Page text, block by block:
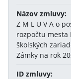
Názov zmluvy:
Z M L U V A o
rozpočtu mesta
školských
Zámky na rok
ID zmluvy: